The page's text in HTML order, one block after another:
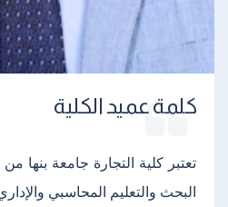
كلمة عميد الكلية
تعتبر كلية التجارة جامعة بنها
البحث والتعليم المحاسبي